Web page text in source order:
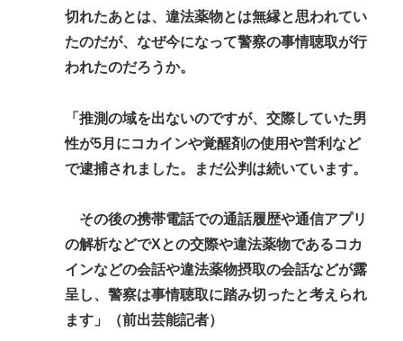
切れたあとは、違法薬物とは無縁と思われてい
たのだが、なぜ今になって警察の事情聴取が行
われたのだろうか。
「推測の域を出ないのですが、交際していた男
性が5月にコカインや覚醒剤の使用や営利など
で逮捕されました。まだ公判は続いています。
その後の携帯電話での通話履歴や通信アプリ
の解析などでXとの交際や違法薬物であるコカ
インなどの会話や違法薬物摂取の会話などが露
呈し、警察は事情聴取に踏み切ったと考えられ
ます」（前出芸能記者）